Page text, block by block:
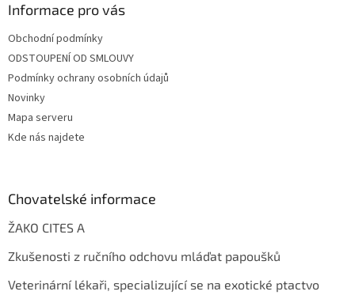
Informace pro vás
Obchodní podmínky
ODSTOUPENÍ OD SMLOUVY
Podmínky ochrany osobních údajů
Novinky
Mapa serveru
Kde nás najdete
Chovatelské informace
ŽAKO CITES A
Zkušenosti z ručního odchovu mláďat papoušků
Veterinární lékaři, specializující se na exotické ptactvo